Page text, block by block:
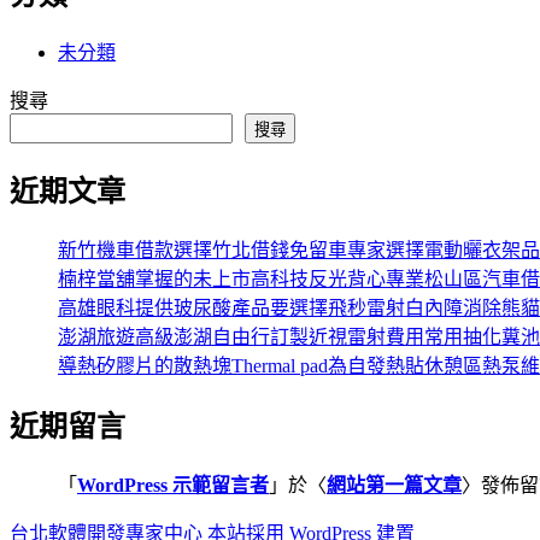
未分類
搜尋
搜尋
近期文章
新竹機車借款選擇竹北借錢免留車專家選擇電動曬衣架
楠梓當舖掌握的未上市高科技反光背心專業松山區汽車
高雄眼科提供玻尿酸產品要選擇飛秒雷射白內障消除熊
澎湖旅遊高級澎湖自由行訂製近視雷射費用常用抽化糞池
導熱矽膠片的散熱塊Thermal pad為自發熱貼休憩區熱泵
近期留言
「 WordPress 示範留言者 」於〈網站第一篇文章〉發佈
台北軟體開發專家中心 本站採用 WordPress 建置